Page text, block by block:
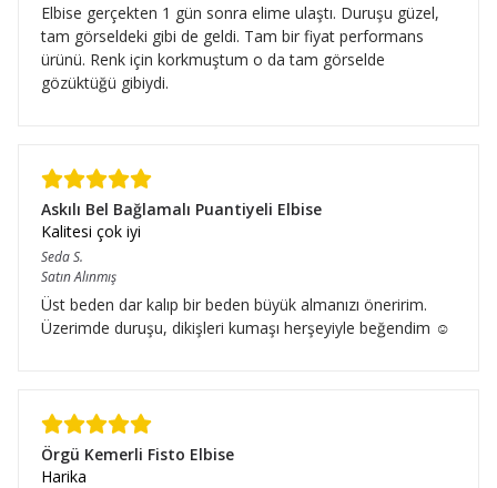
Elbise gerçekten 1 gün sonra elime ulaştı. Duruşu güzel,
tam görseldeki gibi de geldi. Tam bir fiyat performans
ürünü. Renk için korkmuştum o da tam görselde
gözüktüğü gibiydi.
Askılı Bel Bağlamalı Puantiyeli Elbise
Kalitesi çok iyi
SedaS.
Satın Alınmış
Üst beden dar kalıp bir beden büyük almanızı öneririm.
Üzerimde duruşu, dikişleri kumaşı herşeyiyle beğendim ☺️
Örgü Kemerli Fisto Elbise
Harika